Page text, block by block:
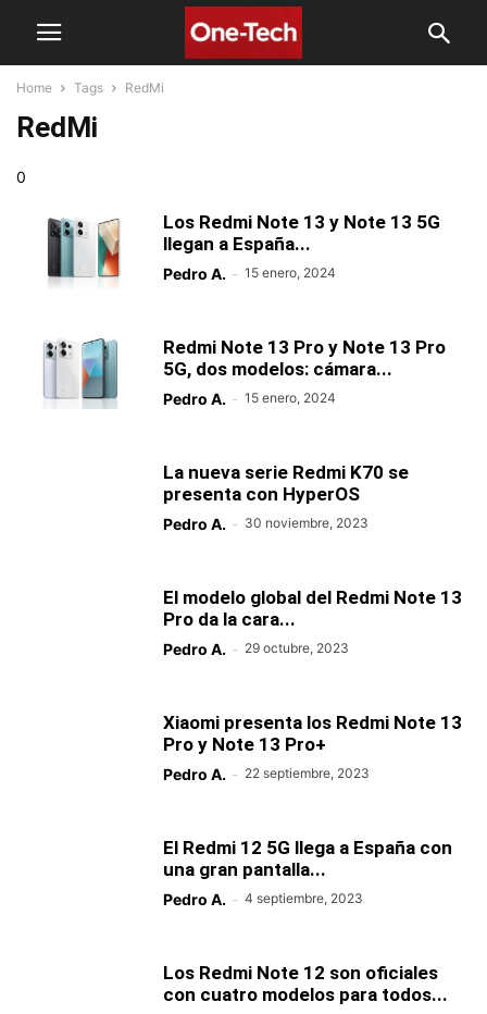
Home Tags RedMi
RedMi
0
Los Redmi Note 13 y Note 13 5G
llegan a España...
Pedro A. - 15 enero, 2024
Redmi Note 13 Pro y Note 13 Pro
5G, dos modelos: cámara...
Pedro A. - 15 enero, 2024
La nueva serie Redmi K70 se
presenta con HyperOS
Pedro A. - 30 noviembre, 2023
El modelo global del Redmi Note 13
Pro da la cara...
Pedro A. - 29 octubre, 2023
Xiaomi presenta los Redmi Note 13
Pro y Note 13 Pro+
Pedro A. - 22 septiembre, 2023
El Redmi 12 5G llega a España con
una gran pantalla...
Pedro A. - 4 septiembre, 2023
Los Redmi Note 12 son oficiales
con cuatro modelos para todos...